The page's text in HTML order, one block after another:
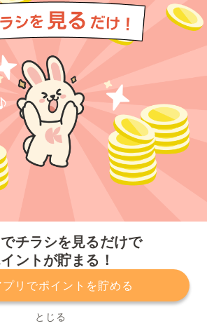
チラシを見るだけで
ントが貯まる！
リでポイントを貯める
とじる
ポリシー 利用規約
運営会社
のお問い合わせ